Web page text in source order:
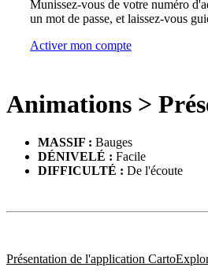
Munissez-vous de votre numéro
un mot de passe, et laissez-vous
Activer mon compte
Animations >
MASSIF : Bauges
DÉNIVELÉ : Facile
DIFFICULTÉ : De l'écoute
Présentation de l'application